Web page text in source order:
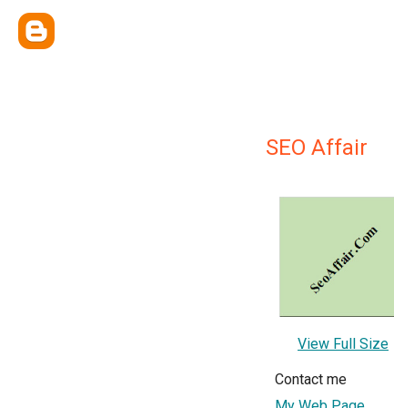
SEO Affair
View Full Size
Contact me